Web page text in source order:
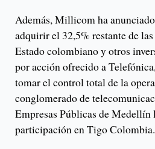
Además, Millicom ha
adquirir el 32,5% restante de
Estado colombiano y otros
por acción ofrecido a
tomar el control total de la
conglomerado de
Empresas Públicas de Medellín
participación en Tigo Colombia.